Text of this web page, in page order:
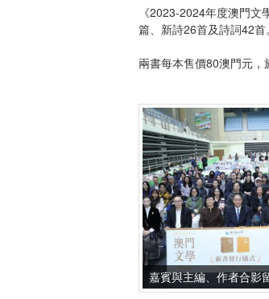
《2023-2024年度澳門
篇、新詩26首及詩詞42首
兩書每本售價80澳門元，
嘉賓與主編、作者合影